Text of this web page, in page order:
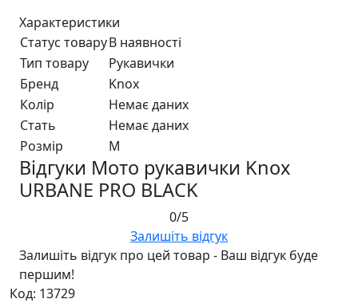
Характеристики
Статус товаруВ наявності
Тип товару
Рукавички
Бренд
Knox
Колір
Немає даних
Стать
Немає даних
Розмір
M
Відгуки Мото рукавички Knox
URBANE PRO BLACK
0/5
Залишіть відгук
Залишіть відгук про цей товар - Ваш відгук буде
першим!
Код: 13729